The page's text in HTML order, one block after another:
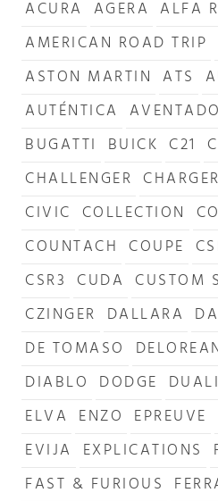
ACURA AGERA ALFA
AMERICAN ROAD TRIP
ASTON MARTIN ATS
AUTÉNTICA
BUGATTI BUICK C21
CHALLENGER CHARGER
CIVIC COLLECTION
COUNTACH COUPE
CSR3 CUDA CUSTOM
CZINGER DALLARA
DE TOMASO
DIABLO DODGE
ELVA ENZO EPREUVE
EVIJA EXPLICATIONS
FAST & FURIOUS